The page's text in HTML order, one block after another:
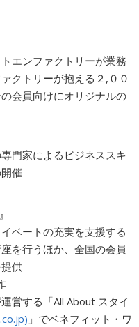
エンファクトリーが業務
クトリーが抱える２,００
会員向けにオリジナルの
門家によるビジネススキ
催
ベートの充実を支援する
を行うほか、全国の会員
供
営する「All About スタイ
」でベネフィット・ワ